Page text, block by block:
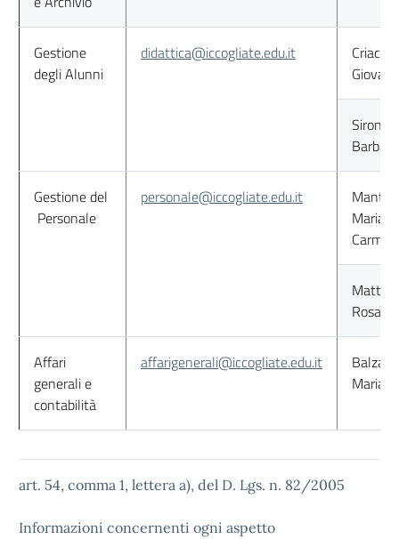
Gestione
degli Alunni
didattica@iccogliate.edu.it
Criaco
Sironi
Barbara
Gestione del
Personale
personale@iccogliate.edu.it
Maria
Affari
generali e
contabilità
affarigenerali@iccogliate.edu.it
Balzano
art. 54, comma 1, lettera a), del D. Lgs. n. 82/2005
Informazioni concernenti ogni aspetto